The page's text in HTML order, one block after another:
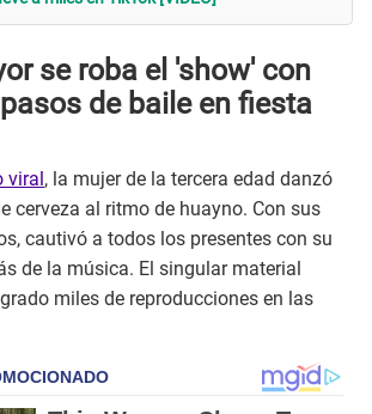
se roba el 'show' con
de baile en fiesta
viral, la mujer de la tercera edad danzó
cerveza al ritmo de huayno. Con sus
cautivó a todos los presentes con su
de la música. El singular material
miles de reproducciones en las